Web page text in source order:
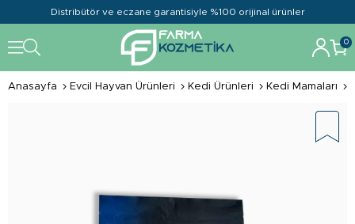
Distribütör ve eczane garantisiyle %100 orijinal ürünler
0
Anasayfa Evcil Hayvan Ürünleri Kedi Ürünleri Kedi Mamaları